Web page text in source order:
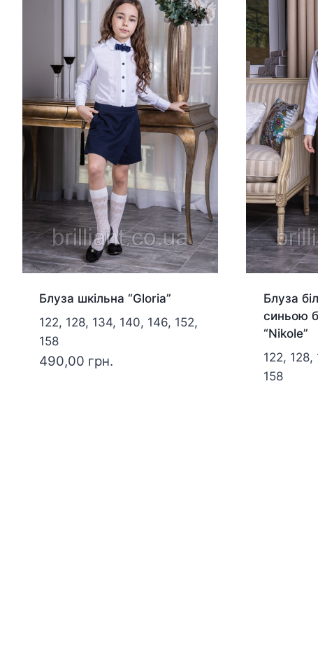
Блуза шкільна “Gloria”
122, 128, 134, 140, 146, 152,
158
490,00 грн.
Блуза
синьою
“Nikole”
122, 128,
158